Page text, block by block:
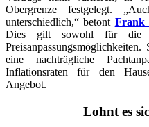
Obergrenze festgelegt.
unterschiedlich,“ betont Frank
Dies gilt sowohl für die
eine nachträgliche
Inflationsraten für den
Angebot.
Lohnt es